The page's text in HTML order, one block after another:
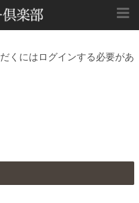
くにはログインする必要があ